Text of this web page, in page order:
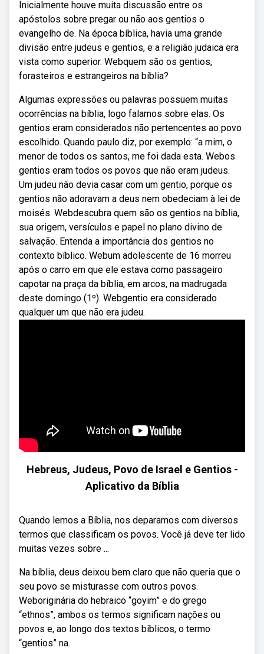
Inicialmente houve muita discussão entre os
apóstolos sobre pregar ou não aos gentios o
evangelho de. Na época bíblica, havia uma grande
divisão entre judeus e gentios, e a religião judaica era
vista como superior. Webquem são os gentios,
forasteiros e estrangeiros na bíblia?
Algumas expressões ou palavras possuem muitas
ocorrências na bíblia, logo falamos sobre elas. Os
gentios eram considerados não pertencentes ao povo
escolhido. Quando paulo diz, por exemplo: “a mim, o
menor de todos os santos, me foi dada esta. Webos
gentios eram todos os povos que não eram judeus.
Um judeu não devia casar com um gentio, porque os
gentios não adoravam a deus nem obedeciam à lei de
moisés. Webdescubra quem são os gentios na bíblia,
sua origem, versículos e papel no plano divino de
salvação. Entenda a importância dos gentios no
contexto bíblico. Webum adolescente de 16 morreu
após o carro em que ele estava como passageiro
capotar na praça da bíblia, em arcos, na madrugada
deste domingo (1º). Webgentio era considerado
qualquer um que não era judeu.
Hebreus, Judeus, Povo de Israel e Gentios -
Aplicativo da Bíblia
Quando lemos a Bíblia, nos deparamos com diversos
termos que classificam os povos. Você já deve ter lido
muitas vezes sobre ...
Na bíblia, deus deixou bem claro que não queria que o
seu povo se misturasse com outros povos.
Weboriginária do hebraico “goyim” e do grego
“ethnos”, ambos os termos significam nações ou
povos e, ao longo dos textos bíblicos, o termo
“gentios” na.